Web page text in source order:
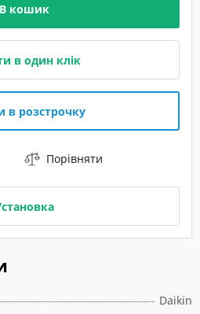
Daikin
В кошик
в один клік
в розстрочку
Порівняти